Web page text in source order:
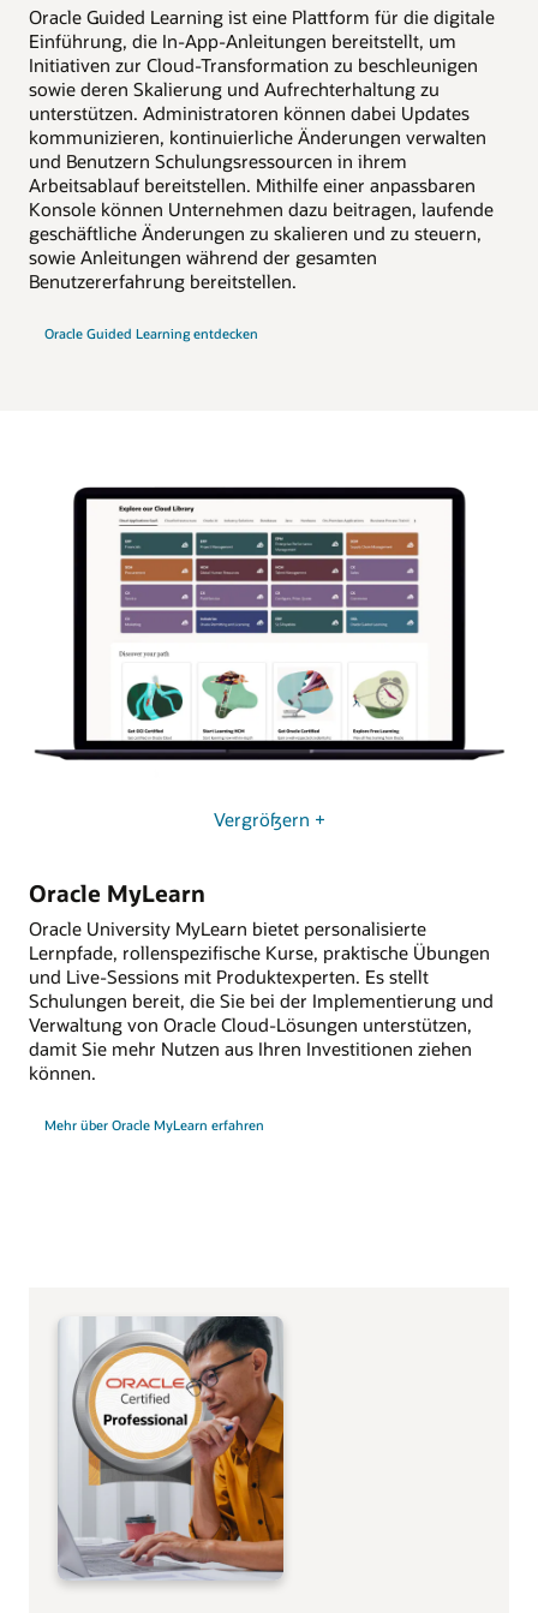
Oracle Guided Learning ist eine Plattform für die digitale
Einführung, die In-App-Anleitungen bereitstellt, um
Initiativen zur Cloud-Transformation zu beschleunigen
sowie deren Skalierung und Aufrechterhaltung zu
unterstützen. Administratoren können dabei Updates
kommunizieren, kontinuierliche Änderungen verwalten
und Benutzern Schulungsressourcen in ihrem
Arbeitsablauf bereitstellen. Mithilfe einer anpassbaren
Konsole können Unternehmen dazu beitragen, laufende
geschäftliche Änderungen zu skalieren und zu steuern,
sowie Anleitungen während der gesamten
Benutzererfahrung bereitstellen.
Oracle Guided Learning entdecken
Oracle MyLearn
Oracle University MyLearn bietet personalisierte
Lernpfade, rollenspezifische Kurse, praktische Übungen
und Live-Sessions mit Produktexperten. Es stellt
Schulungen bereit, die Sie bei der Implementierung und
Verwaltung von Oracle Cloud-Lösungen unterstützen,
damit Sie mehr Nutzen aus Ihren Investitionen ziehen
können.
Mehr über Oracle MyLearn erfahren
Vergrößern +